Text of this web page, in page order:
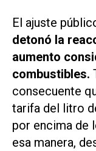
El ajuste
detonó la
aumento
combustibles.
consecuente
tarifa del litro
por encima de
esa manera,